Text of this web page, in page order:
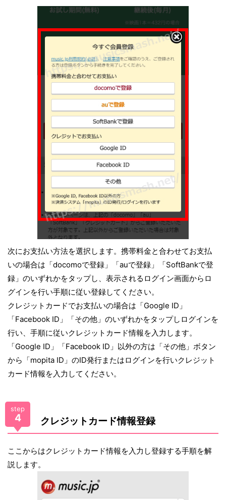
次にお支払い方法を選択します。携帯料金と合わせてお支払
いの場合は「docomoで登録」「auで登録」「SoftBankで登
録」のいずれかをタップし、表示されるログイン画面からロ
グインを行い手順に従い登録してください。
クレジットカードでお支払いの場合は「Google ID」
「Facebook ID」「その他」のいずれかをタップしログインを
行い、手順に従いクレジットカード情報を入力します。
「Google ID」「Facebook ID」以外の方は「その他」ボタン
から「mopita ID」のID発行またはログインを行いクレジット
カード情報を入力してください。
step
4 クレジットカード情報登録
ここからはクレジットカード情報を入力し登録する手順を解
説します。